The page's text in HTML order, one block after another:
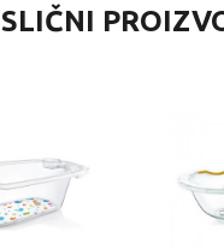
Kadice
SLIČNI